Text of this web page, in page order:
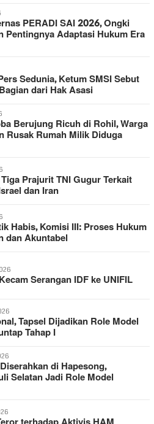
PERADI SAI 2026, Ongki
Pentingnya Adaptasi Hukum Era
Sedunia, Ketum SMSI Sebut
dari Hak Asasi
Berujung Ricuh di Rohil, Warga
Rusak Rumah Milik Diduga
Prajurit TNI Gugur Terkait
dan Iran
Habis, Komisi III: Proses Hukum
dan Akuntabel
Serangan IDF ke UNIFIL
Tapsel Dijadikan Role Model
Tahap I
di Hapesong,
Selatan Jadi Role Model